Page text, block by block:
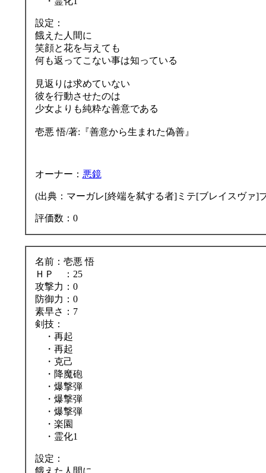
設定：
餓えた人間に
笑顔と花を与えても
何も返ってこない事は知っている
見返りは求めていない
彼を行動させたのは
少女よりも純粋な善意である
壱悪 悟/著:『善意から生まれた偽善』
オーナー： 悪鏡
(出典：マーガレ[終端を弑する者]ミテ[ブレイスヴァ]
評価数：0
名前：壱悪 悟
ＨＰ ：25
攻撃力：0
防御力：0
素早さ：7
剣技：
・再起
・再起
・克己
・降魔砲
・爆撃弾
・爆撃弾
・爆撃弾
・楽園
・霊化1
設定：
餓えた人間に